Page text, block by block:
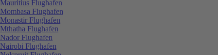
Mauritius Flughafen
Mombasa Flughafen
Monastir Flughafen
Mthatha Flughafen
Nador Flughafen
Nairobi Flughafen